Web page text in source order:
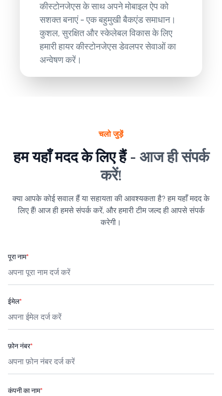
कीस्टोनजेएस के साथ अपने मोबाइल ऐप को
सशक्त बनाएं - एक बहुमुखी बैकएंड समाधान।
कुशल, सुरक्षित और स्केलेबल विकास के लिए
हमारी हायर कीस्टोनजेएस डेवलपर सेवाओं का
अन्वेषण करें।
चलो जुड़ें
हम यहाँ मदद के लिए हैं - आज ही संपर्क
करें!
क्या आपके कोई सवाल हैं या सहायता की आवश्यकता है? हम यहाँ मदद के
लिए हैं! आज ही हमसे संपर्क करें, और हमारी टीम जल्द ही आपसे संपर्क
करेगी।
पूरा नाम*
ईमेल*
फ़ोन नंबर*
कंपनी का नाम*